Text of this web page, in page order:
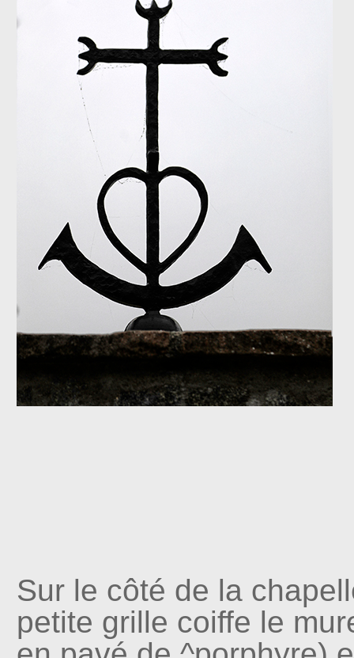
Sur le côté de la
petite grille coiffe le